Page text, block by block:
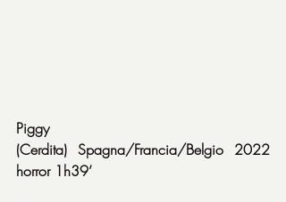
Piggy
(Cerdita) Spagna/Francia/Belgio 2022
horror 1h39’